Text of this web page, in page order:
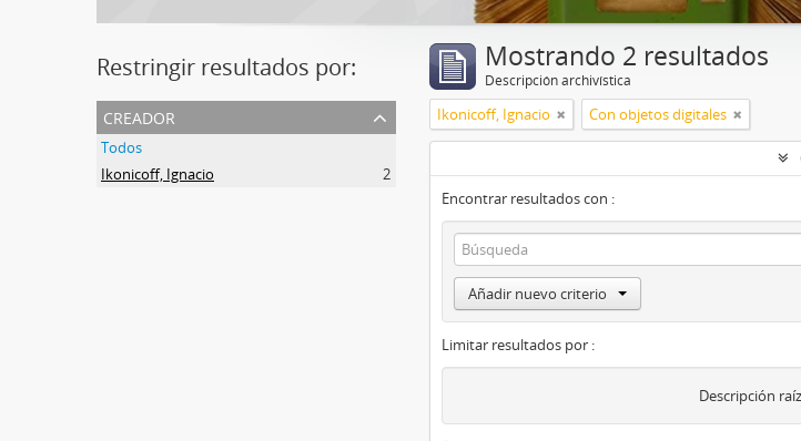
Restringir resultados por:
creador
Todos
Ikonicoff, Ignacio
2
Mostrando 2 resultados
Descripción archivística
Ikonicoff, Ignacio Con objetos digitales
Encontrar resultados con :
Añadir nuevo criterio
Limitar resultados por :
Descripción raíz